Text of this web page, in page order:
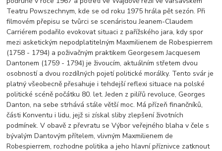
Teatru Powszechnym, kde se od roku 1975 hrála pět sezón. Při
filmovém přepisu se tvůrci se scenáristou Jeanem-Claudem
Carriérem podařilo evokovat situaci z pařížského jara, kdy spor
mezi asketickým nepodplatitelným Maxmilienem de Robespierrem
(1758 - 1794) a poživačným praktikem Georgesem Jacquesem
Dantonem (1759 - 1794) je živoucím, aktuálním střetem dvou
osobností a dvou rozdílných pojetí politické morálky. Tento svár je
platný všeobecně přesahuje i tehdejší reflexi situace na polské
politické scéně počátku 80. let. Jeden z pilířů revoluce, Georges
Danton, na sebe strhává stále větší moc. Má přízeň finančníků,
části Konventu i lidu, jejž si získal sliby zlepšení životních
podmínek. V obavě z převratu se Výbor veřejného blaha v čele s
bývalým Dantovým přítelem, vlivným Maxmilienem de
Robespierrem, rozhodne politika a jeho hlavní příznivce zatknout